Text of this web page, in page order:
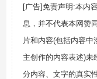
[广告]免责声明:本内
息，并不代表本网赞
片和内容(包括内容
主创作的内容表述)未
分内容、文字的真实